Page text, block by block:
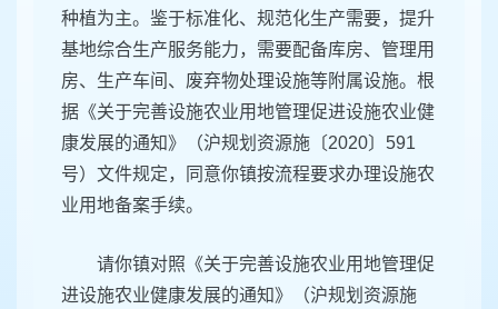
种植为主。鉴于标准化、规范化生产需要，提升
基地综合生产服务能力，需要配备库房、管理用
房、生产车间、废弃物处理设施等附属设施。根
据《关于完善设施农业用地管理促进设施农业健
康发展的通知》（沪规划资源施〔2020〕591
号）文件规定，同意你镇按流程要求办理设施农
业用地备案手续。
请你镇对照《关于完善设施农业用地管理促
进设施农业健康发展的通知》（沪规划资源施